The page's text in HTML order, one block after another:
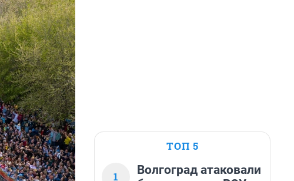
ТОП 5
1
Волгоград атаковали